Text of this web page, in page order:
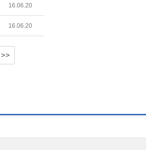
16.06.20
16.06.20
>>